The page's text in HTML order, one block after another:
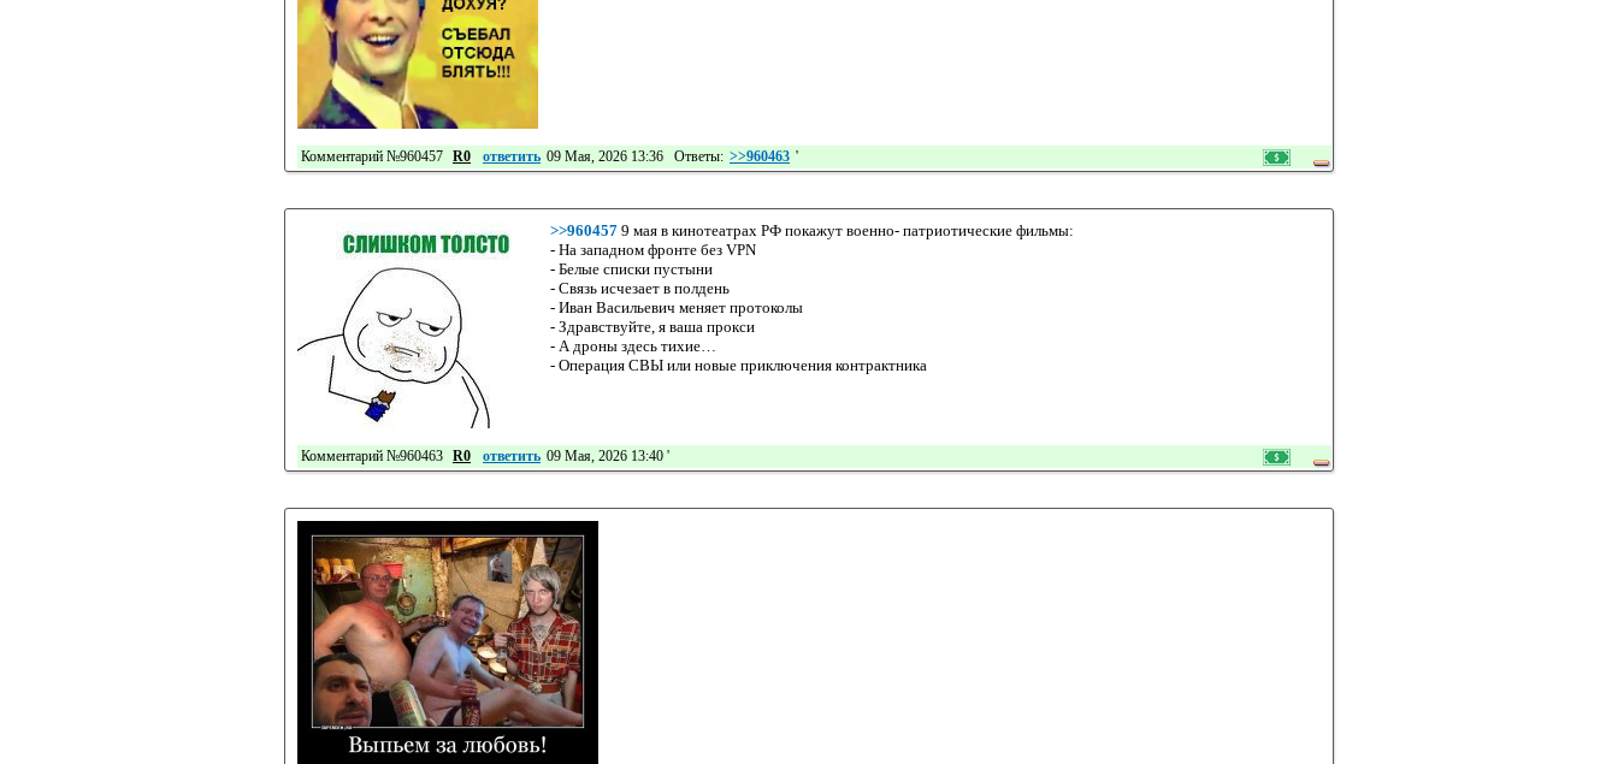
Комментарий №960457 R0 ответить 09 Мая, 2026 13:36 Ответы: >>960463 '
>>960457 9 мая в кинотеатрах РФ покажут военно- патриотические фильмы:
- На западном фронте без VPN
- Белые списки пустыни
- Связь исчезает в полдень
- Иван Васильевич меняет протоколы
- Здравствуйте, я ваша прокси
- А дроны здесь тихие…
- Операция СВЫ или новые приключения контрактника
Комментарий №960463 R0 ответить 09 Мая, 2026 13:40 '